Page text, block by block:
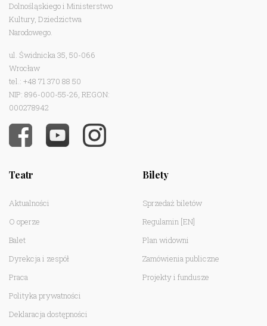
Dolnośląskiego i Ministerstwo
Kultury, Dziedzictwa
Narodowego.
ul. Świdnicka 35, 50-066
Wrocław
tel.: +48 71 370 88 50
NIP: 896-000-55-26, REGON:
000278942
Teatr
Aktualności
O operze
Balet
Dyrekcja i zespół
Praca
Polityka prywatności
Deklaracja dostępności
Bilety
Sprzedaż biletów
Regulamin [EN]
Plan widowni
Zamówienia publiczne
Projekty i fundusze